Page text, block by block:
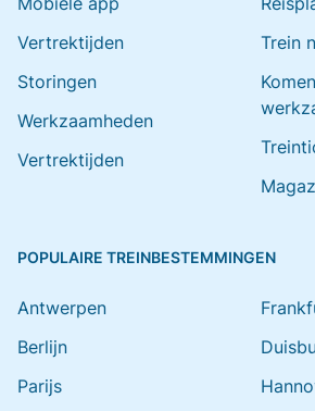
Vertrektijden
Storingen
Werkzaamheden
Vertrektijden
Trein
POPULAIRE TREINBESTEMMINGEN
Antwerpen
Berlijn
Parijs